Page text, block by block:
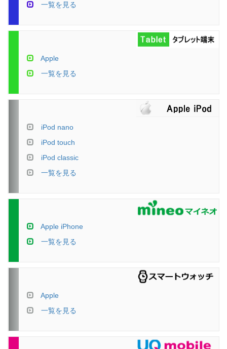
一覧を見る
Apple
一覧を見る
iPod nano
iPod touch
iPod classic
一覧を見る
Apple iPhone
一覧を見る
Apple
一覧を見る